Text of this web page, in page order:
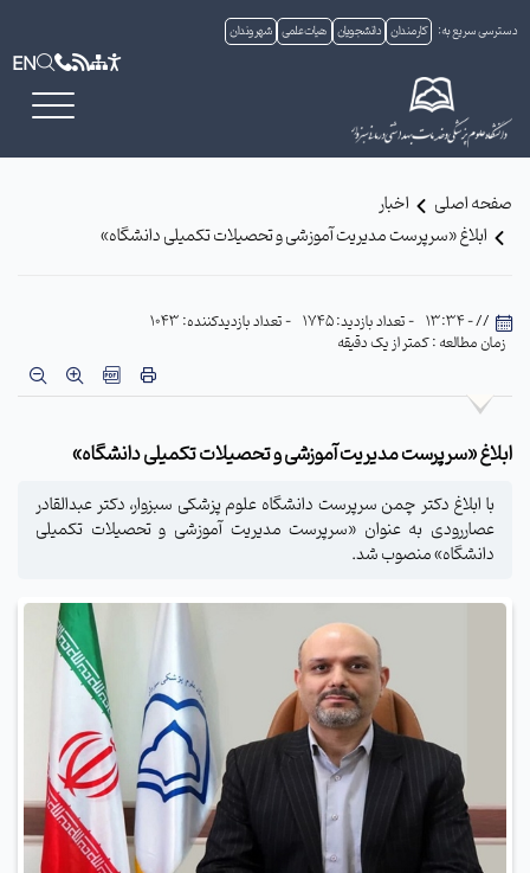
دسترسی سریع به: کارمندان دانشجویان هیات علمی شهروندان
EN
صفحه اصلی
اخبار
ابلاغ «سرپرست مدیریت آموزشی و تحصیلات تکمیلی دانشگاه»
// - 13:34 - تعداد بازدید: 1745
- تعداد بازدیدکننده: 1043
زمان مطالعه : کمتر از یک دقیقه
ابلاغ «سرپرست مدیریت آموزشی و تحصیلات تکمیلی دانشگاه»
با ابلاغ دکتر چمن سرپرست دانشگاه علوم پزشکی سبزوار، دکتر عبدالقادر
عصاررودی به عنوان «سرپرست مدیریت آموزشی و تحصیلات تکمیلی
دانشگاه» منصوب شد.